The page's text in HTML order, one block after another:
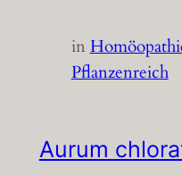
in
Pflanzenreich
Aurum